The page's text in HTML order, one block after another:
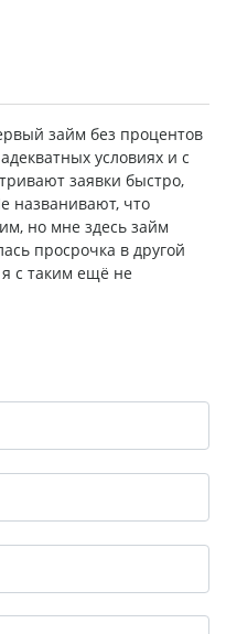
займ без процентов
условиях и с
заявки быстро,
названивают, что
но мне здесь займ
просрочка в другой
с таким ещё не